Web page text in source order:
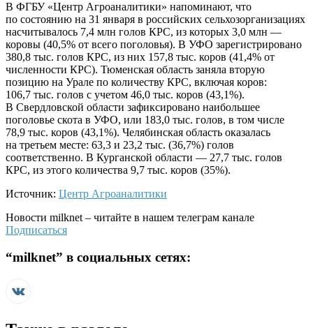
В ФГБУ «Центр Агроаналитики» напоминают, что
по состоянию на 31 января в российских сельхозорганизациях
насчитывалось 7,4 млн голов КРС, из которых 3,0 млн —
коровы (40,5% от всего поголовья). В УФО зарегистрировано
380,8 тыс. голов КРС, из них 157,8 тыс. коров (41,4% от
численности КРС). Тюменская область заняла вторую
позицию на Урале по количеству КРС, включая коров:
106,7 тыс. голов с учетом 46,0 тыс. коров (43,1%).
В Свердловской области зафиксировано наибольшее
поголовье скота в УФО, или 183,0 тыс. голов, в том числе
78,9 тыс. коров (43,1%). Челябинская область оказалась
на третьем месте: 63,3 и 23,2 тыс. (36,7%) голов
соответственно. В Курганской области — 27,7 тыс. голов
КРС, из этого количества 9,7 тыс. коров (35%).
Источник: Центр Агроаналитики
Новости milknet – читайте в нашем телеграм канале
Подписаться
“milknet” в социальных сетях: